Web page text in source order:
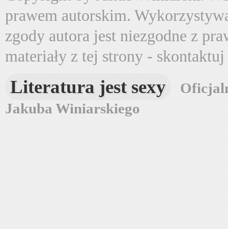
prawem autorskim.
zgody autora jest niezgodne z
materiały z tej strony -
Literatura jest sexy
Jakuba Winiarskiego